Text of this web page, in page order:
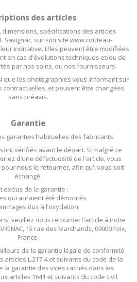
des articles
dimensions, spécifications des articles
Savignac, sur son site www.couteau-
indicative. Elles peuvent être modifiées
en cas d'évolutions techniques et/ou de
par nos soins, ou nos fournisseurs.
que les photographies vous informant sur
contractuelles, et peuvent être changées
sans préavis.
Garantie
garanties habituelles des fabricants.
vérifiés avant le départ. Si malgré ce
d'une défectuosité de l'article, vous
nous le retourner, afin qu'i vous soit
échangé.
exclus de la garantie :
qui auraient été démontés
dus à l'oxydation
veuillez nous retourner l'article à notre
15 rue des Marchands, 09000 Foix,
France.
de la garantie légale de conformité
articles L.217-4 et suivants du code de la
la garantie des vices cachés dans les
articles 1641 et suivants du code civil.